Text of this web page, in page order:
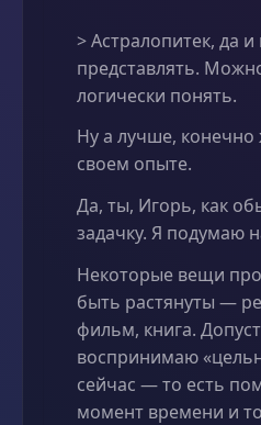
> Астралопитек, да
представлять.
логически понять.
Ну а лучше, конечно
своем опыте.
Да, ты, Игорь, как
задачку. Я подумаю
Некоторые вещи
быть растянуты —
фильм, книга.
воспринимаю
сейчас — то есть
момент времени и